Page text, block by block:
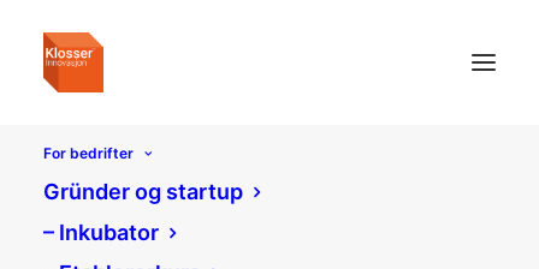
For bedrifter
Gründer og startup
– Inkubator